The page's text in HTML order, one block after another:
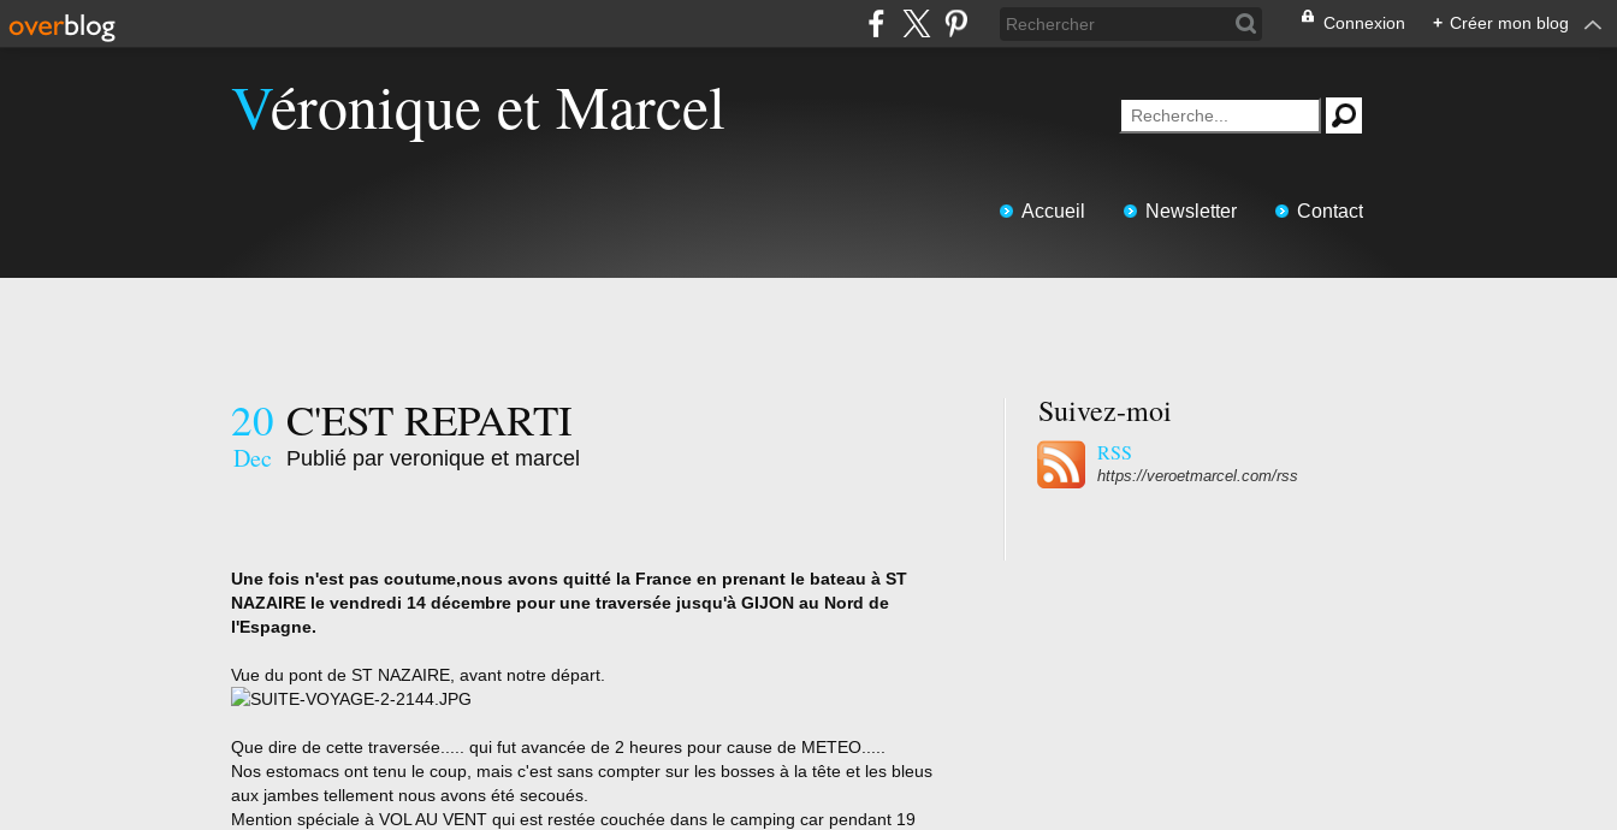
Connexion + Créer mon blog
Véronique et Marcel
Accueil Newsletter Contact
20
Dec
C'EST REPARTI
Publié par veronique et marcel
Une fois n'est pas coutume,nous avons quitté la France en prenant le bateau à ST
NAZAIRE le vendredi 14 décembre pour une traversée jusqu'à GIJON au Nord de
l'Espagne.
Vue du pont de ST NAZAIRE, avant notre départ.
Que dire de cette traversée..... qui fut avancée de 2 heures pour cause de METEO.....
Nos estomacs ont tenu le coup, mais c'est sans compter sur les bosses à la tête et les bleus
aux jambes tellement nous avons été secoués.
Mention spéciale à VOL AU VENT qui est restée couchée dans le camping car pendant 19
Suivez-moi
RSS
https://veroetmarcel.com/rss